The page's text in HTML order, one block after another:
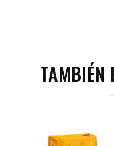
TAMBIÉN